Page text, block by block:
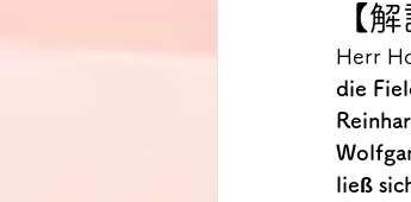
【解
Herr
die
ließ